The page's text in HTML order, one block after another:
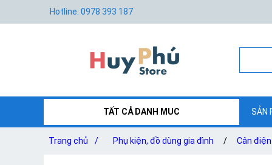
Hotline: 0978 393 187
TẤT CẢ DANH MUC SẢN
Trang chủ / Phụ kiện, đồ dùng gia đình / Cân